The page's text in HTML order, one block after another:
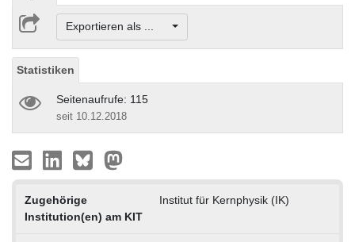
Exportieren als ...
Statistiken
Seitenaufrufe: 115
seit 10.12.2018
Zugehörige
Institution(en) am KIT
Institut für Kernphysik (IK)